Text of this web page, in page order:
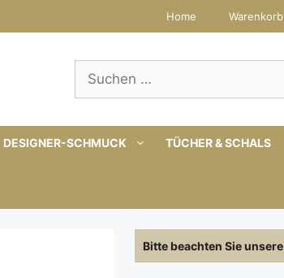
Home Warenkorb
Suchen
nach:
DESIGNER-SCHMUCK TÜCHER & SCHALS
Bitte beachten Sie unsere